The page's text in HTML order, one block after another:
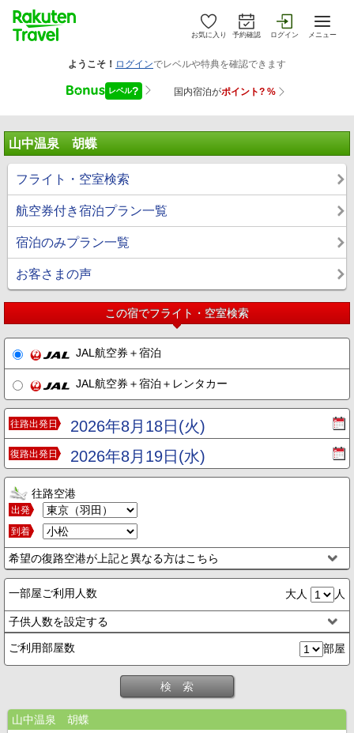
お気に入り 予約確認 ログイン メニュー
山中温泉 胡蝶
フライト・空室検索
航空券付き宿泊プラン一覧
宿泊のみプラン一覧
お客さまの声
この宿でフライト・空室検索
JAL航空券＋宿泊
JAL航空券＋宿泊＋レンタカー
往路出発日 2026年8月18日(火)
復路出発日 2026年8月19日(水)
往路空港
出発
到着
希望の復路空港が上記と異なる方はこちら
一部屋ご利用人数 大人 人
子供人数を設定する
ご利用部屋数 部屋
検 索
山中温泉 胡蝶